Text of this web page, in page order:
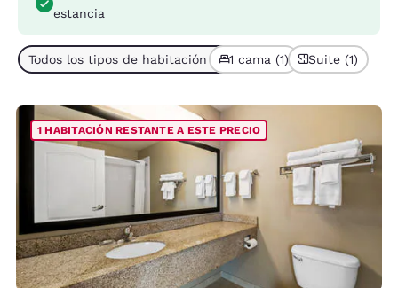
estancia
Todos los tipos de habitación (1) 1 cama (1) Suite (1)
1 HABITACIÓN RESTANTE A ESTE PRECIO